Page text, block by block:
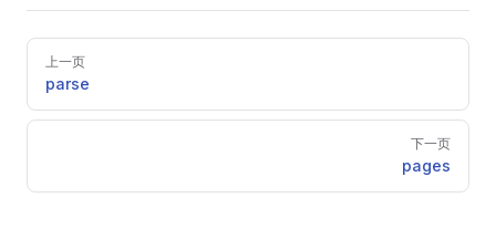
Pager
上一页
parse
下一页
pages